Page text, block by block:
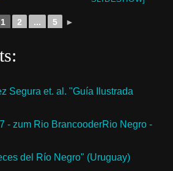
1 2 ... 5 ►
Segura et. al. "Guía Ilustrada
- zum Rio BrancooderRio Negro -
del Río Negro" (Uruguay)